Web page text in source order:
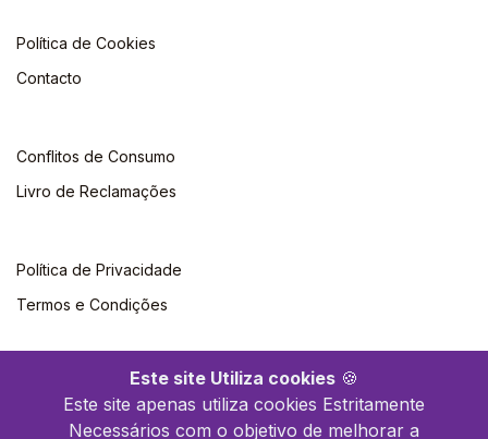
Este site Utiliza cookies 🍪
Este site apenas utiliza cookies Estritamente
Necessários com o objetivo de melhorar a
Política de Cookies
Contacto
Conflitos de Consumo
Livro de Reclamações
Política de Privacidade
Termos e Condições